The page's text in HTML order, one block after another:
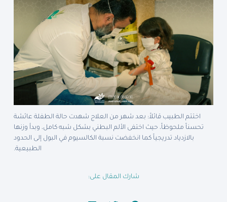
اختتم الطبيب قائلاً: بعد شهر من العلاج شهدت حالة الطفلة عائشة
تحسناً ملحوظاً، حيث اختفى الألم البطني بشكل شبه كامل، وبدأ وزنها
بالازدياد تدريجياً كما انخفضت نسبة الكالسيوم في البول إلى الحدود
الطبيعية.
شارك المقال على: